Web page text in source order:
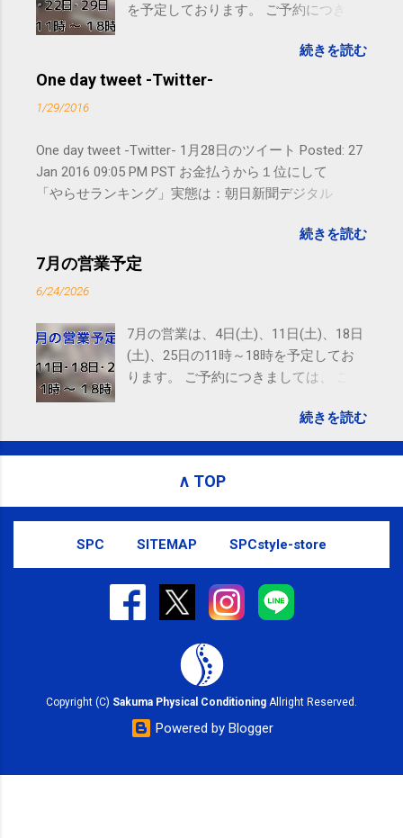
を予定しております。 ご予約につきま
す。 電話に出られないことがあります
ので、ご予約、お問い合わせは
続きを読む
One day tweet -Twitter-
1/29/2016
One day tweet -Twitter- 1月28日のツイート Posted: 27
Jan 2016 09:05 PM PST お金払うから１位にして
「やらせランキング」実態は：朝日新聞デジタル
to email updates from サクマフィジカルコンディショ
ニング(@SPCstyle) - Twilog . To stop receiving these
powered by Google Google Inc., 1600 Amphitheatre
Parkway, Mountain View, CA 94043, United States
続きを読む
7月の営業予定
6/24/2026
7月の営業は、4日(土)、11日(土)、18日
(土)、25日の11時～18時を予定してお
ります。 ご予約につきましては、 こち
れないことがありますので、ご予約、
お問い合わせはSMS（ショートメッセ
続きを読む
∧ TOP
SPC SITEMAP SPCstyle-store
Copyright (C) Sakuma Physical Conditioning Allright Reserved.
Powered by Blogger